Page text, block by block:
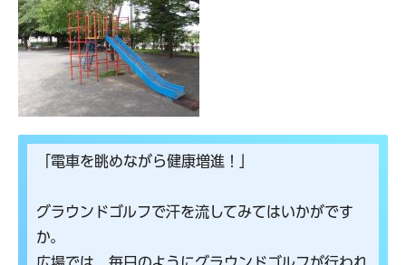
「電車を眺めながら健康増進！」
グラウンドゴルフで汗を流してみてはいかがです
か。